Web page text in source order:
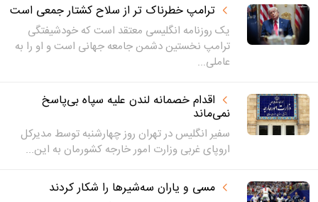
ترامپ خطرناک تر از سلاح کشتار جمعی است
یک روزنامه انگلیسی معتقد است که خودشیفتگی
ترامپ نخستین دشمن جامعه جهانی است و او را به
عاملی...
اقدام خصمانه لندن علیه سپاه بی‌پاسخ
نمی‌ماند
سفیر انگلیس در تهران روز چهارشنبه توسط مدیرکل
اروپای غربی وزارت امور خارجه کشورمان به این...
مسی و یاران سه‌شیرها را شکار کردند